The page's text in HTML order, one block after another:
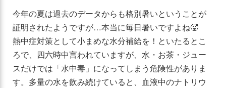
今年の夏は過去のデータからも格別暑いということが
証明されたようですが…本当に毎日暑いですよね🥵
熱中症対策として小まめな水分補給を！といたるとこ
ろで、四六時中言われていますが、水・お茶・ジュー
スだけでは「水中毒」になってしまう危険性がありま
す。多量の水を飲み続けていると、血液中のナトリウ